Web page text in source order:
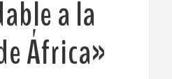
a la
África»